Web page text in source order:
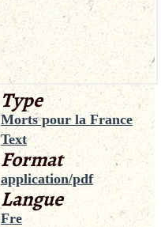
Type
Morts pour la France
Text
Format
application/pdf
Langue
Fre